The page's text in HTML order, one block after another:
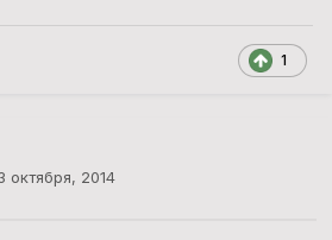
1
октября, 2014